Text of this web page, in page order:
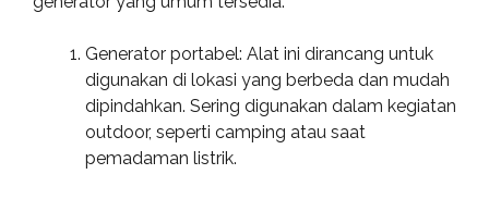
Generator portabel: Alat ini dirancang untuk
digunakan di lokasi yang berbeda dan mudah
dipindahkan. Sering digunakan dalam kegiatan
outdoor, seperti camping atau saat
pemadaman listrik.